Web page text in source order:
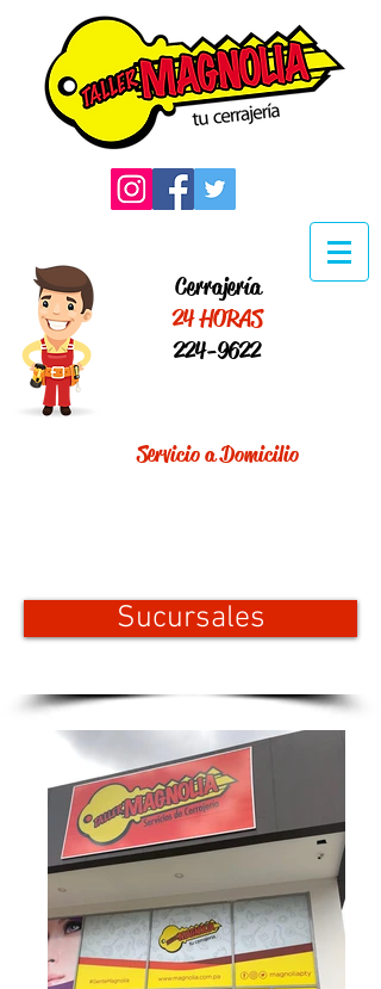
Cerrajería
24 HORAS
224-9622
Servicio a Domicilio
Sucursales